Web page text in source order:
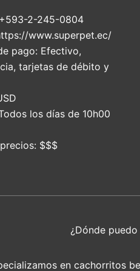
+593-2-245-0804
www.superpet.ec/
pago: Efectivo,
tarjetas de débito y
los días de 10h00
$$$
¿Dónde
en cachorritos